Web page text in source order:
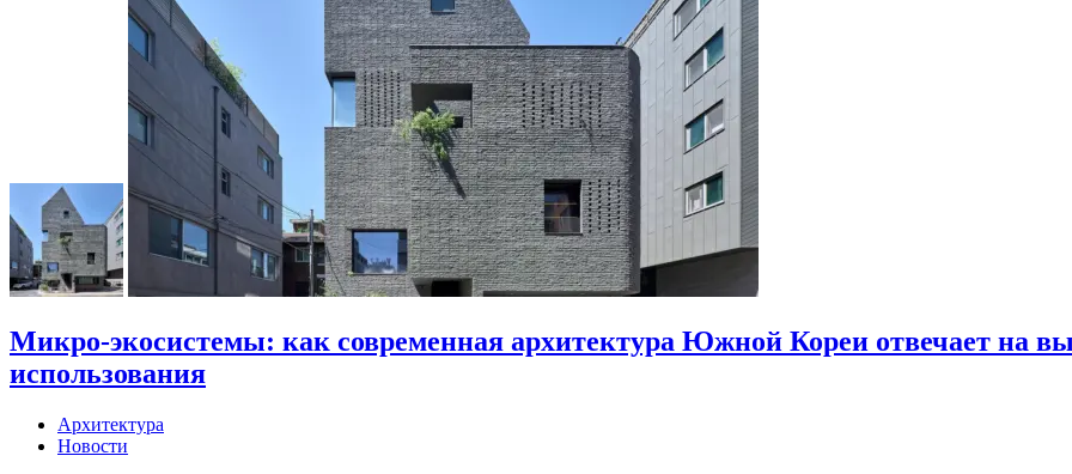
Микро-экосистемы: как современная архитектура Южной Кореи отвечает на
использования
Архитектура
Новости